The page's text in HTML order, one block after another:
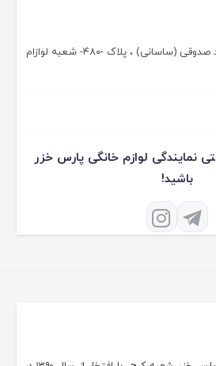
شهر کرج، خیابان شهید صدوقی (ساسانی) ، پلاک -۴۸۰- شعبه لوازام
نمایندگی لوازم خانگی پارس خزر
باشید!